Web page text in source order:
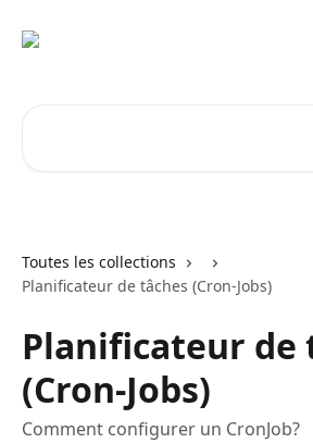
Toutes les collections
Planificateur de tâches (Cron-Jobs)
Planificateur de
(Cron-Jobs)
Comment configurer un CronJob?